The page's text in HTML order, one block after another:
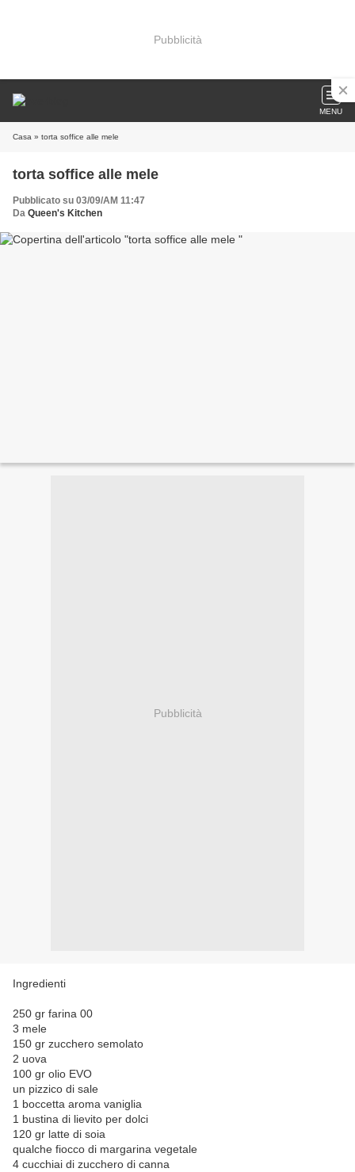
Pubblicità
MENU
Casa » torta soffice alle mele
torta soffice alle mele
Pubblicato su 03/09/AM 11:47
Da Queen's Kitchen
Pubblicità
Ingredienti
250 gr farina 00
3 mele
150 gr zucchero semolato
2 uova
100 gr olio EVO
un pizzico di sale
1 boccetta aroma vaniglia
1 bustina di lievito per dolci
120 gr latte di soia
qualche fiocco di margarina vegetale
4 cucchiai di zucchero di canna